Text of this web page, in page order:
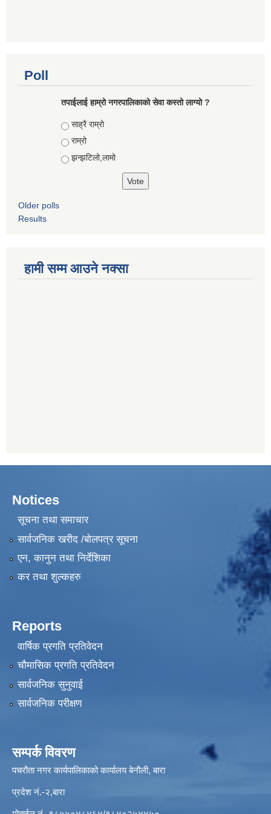
Poll
तपाईलाई हाम्रो नगरपालिकाको सेवा कस्तो लाग्यो ?
Choices
साह्रै राम्रो
राम्रो
झन्झटिलो,लामो
Older polls
Results
हामी सम्म आउने नक्सा
Notices
सूचना तथा समाचार
सार्वजनिक खरीद /बोलपत्र सूचना
एन, कानुन तथा निर्देशिका
कर तथा शुल्कहरु
Reports
वार्षिक प्रगति प्रतिवेदन
चौमासिक प्रगति प्रतिवेदन
सार्वजनिक सुनुवाई
सार्वजनिक परीक्षण
सम्पर्क विवरण
पचरौता नगर कार्यपालिकाको कार्यालय बेनौली, बारा
प्रदेश नं.-२,बारा